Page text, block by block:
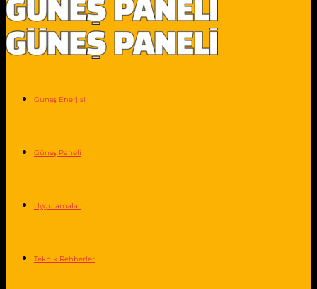
Guneş Enerjisi
Güneş Paneli
Uygulamalar
Teknik Rehberler